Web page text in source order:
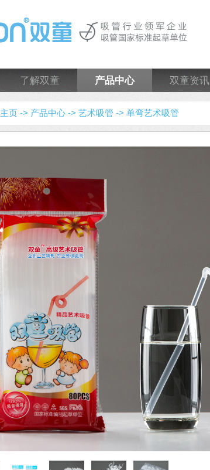
了解双童 产品中心 双童资讯
主页 -> 产品中心 -> 艺术吸管 -> 单弯艺术吸管